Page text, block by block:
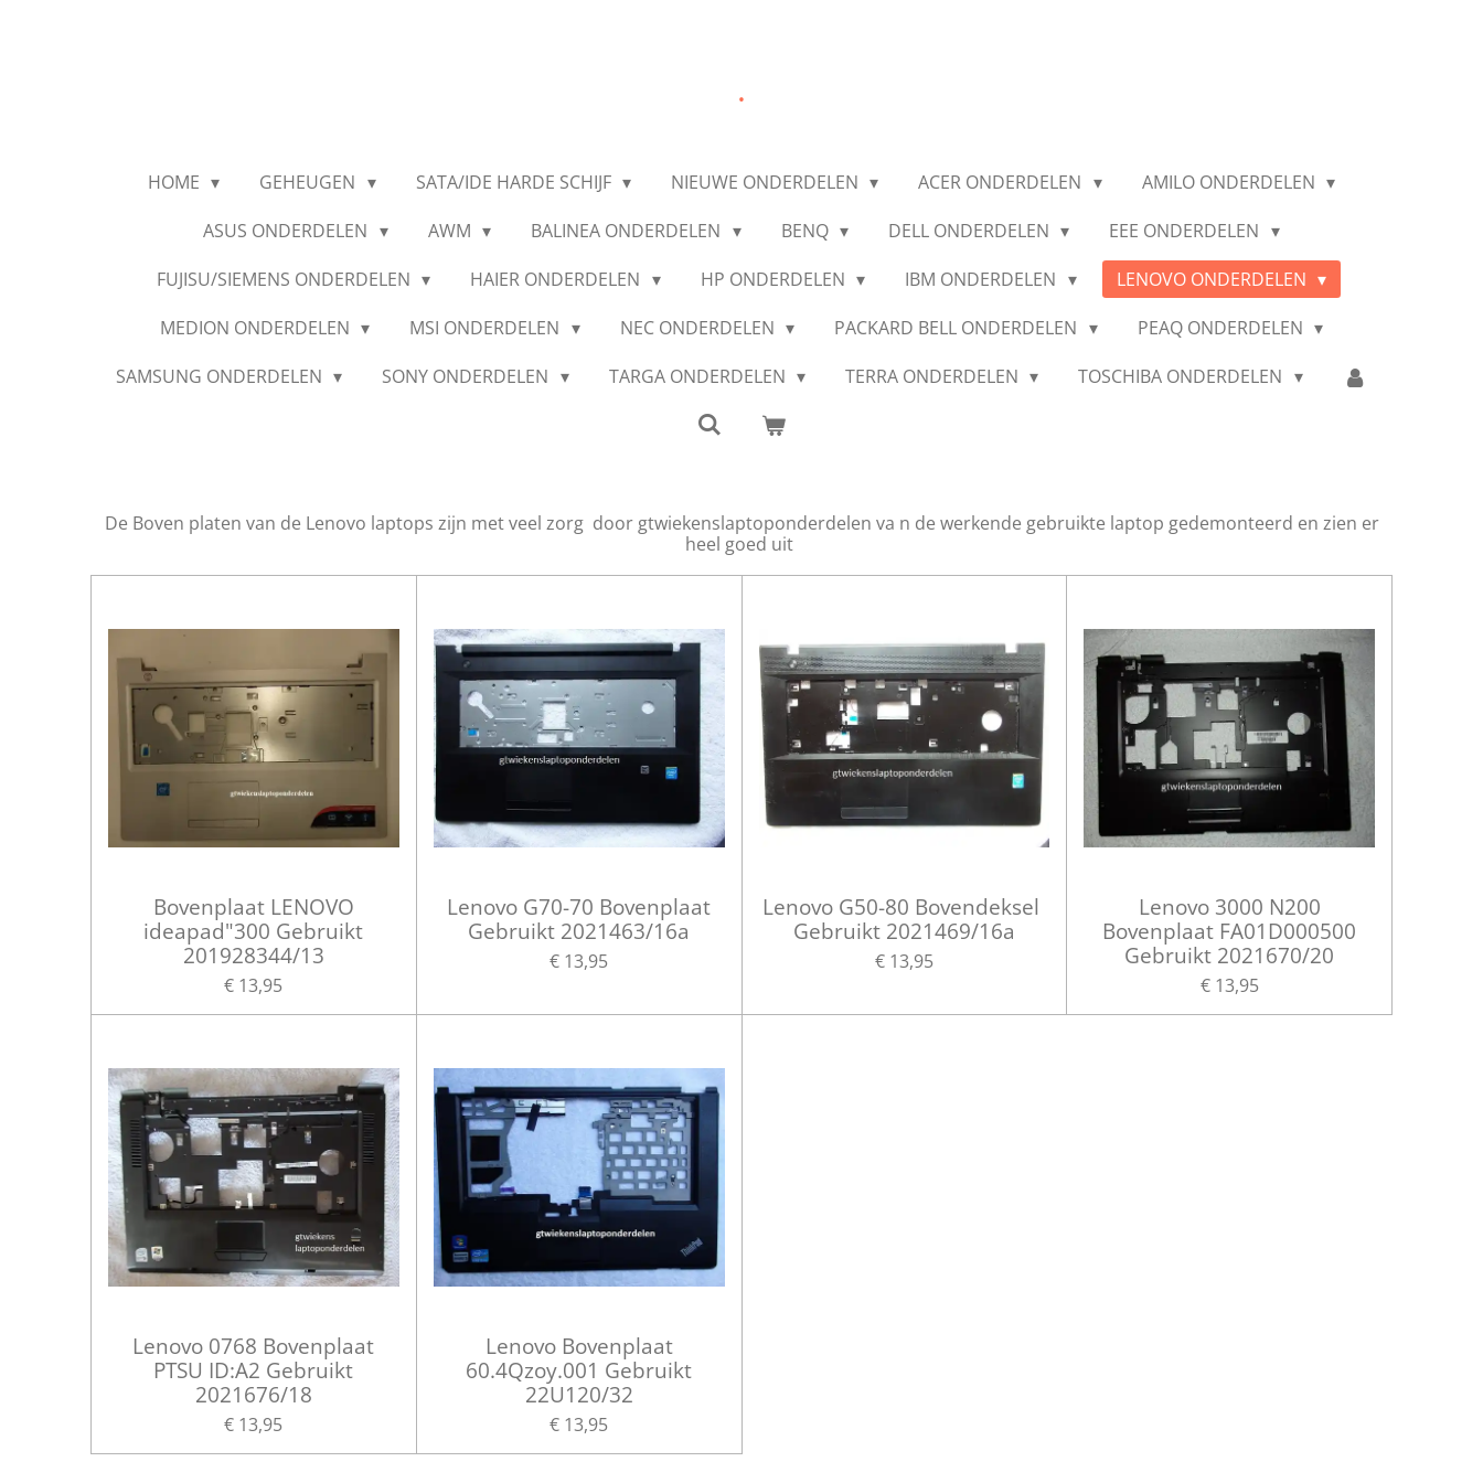
.
HOME GEHEUGEN SATA/IDE HARDE SCHIJF NIEUWE ONDERDELEN ACER ONDERDELEN
AMILO ONDERDELEN
ASUS ONDERDELEN
AWM BALINEA ONDERDELEN BENQ DELL ONDERDELEN
EEE ONDERDELEN
FUJISU/SIEMENS ONDERDELEN
HAIER ONDERDELEN HP ONDERDELEN IBM ONDERDELEN
LENOVO ONDERDELEN
MEDION ONDERDELEN
MSI ONDERDELEN NEC ONDERDELEN PACKARD BELL ONDERDELEN
PEAQ ONDERDELEN
SAMSUNG ONDERDELEN
SONY ONDERDELEN TARGA ONDERDELEN TERRA ONDERDELEN TOSCHIBA ONDERDELEN
De Boven platen van de Lenovo laptops zijn met veel zorg door gtwiekenslaptoponderdelen va n de werkende gebruikte laptop gedemonteerd en zien er
heel goed uit
Bovenplaat LENOVO
ideapad"300 Gebruikt
201928344/13
€ 13,95
Lenovo G70-70 Bovenplaat
Gebruikt 2021463/16a
€ 13,95
Lenovo G50-80 Bovendeksel
Gebruikt 2021469/16a
€ 13,95
Lenovo 3000 N200
Bovenplaat FA01D000500
Gebruikt 2021670/20
€ 13,95
Lenovo 0768 Bovenplaat
PTSU ID:A2 Gebruikt
2021676/18
€ 13,95
Lenovo Bovenplaat
60.4Qzoy.001 Gebruikt
22U120/32
€ 13,95